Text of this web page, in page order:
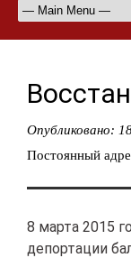
Опубликовано:
Постоянный
8 марта 2015
депортации